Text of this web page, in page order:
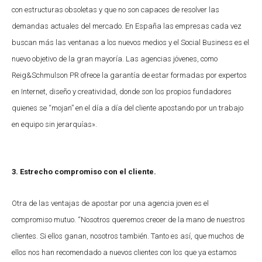
con estructuras obsoletas y que no son capaces de resolver las
demandas actuales del mercado. En España las empresas cada vez
buscan más las ventanas a los nuevos medios y el Social Business es el
nuevo objetivo de la gran mayoría. Las agencias jóvenes, como
Reig&Schmulson PR ofrece la garantía de estar formadas por expertos
en Internet, diseño y creatividad, donde son los propios fundadores
quienes se “mojan” en el día a día del cliente apostando por un trabajo
en equipo sin jerarquías».
3. Estrecho compromiso con el cliente.
Otra de las ventajas de apostar por una agencia joven es el
compromiso mutuo. “Nosotros queremos crecer de la mano de nuestros
clientes. Si ellos ganan, nosotros también. Tanto es así, que muchos de
ellos nos han recomendado a nuevos clientes con los que ya estamos